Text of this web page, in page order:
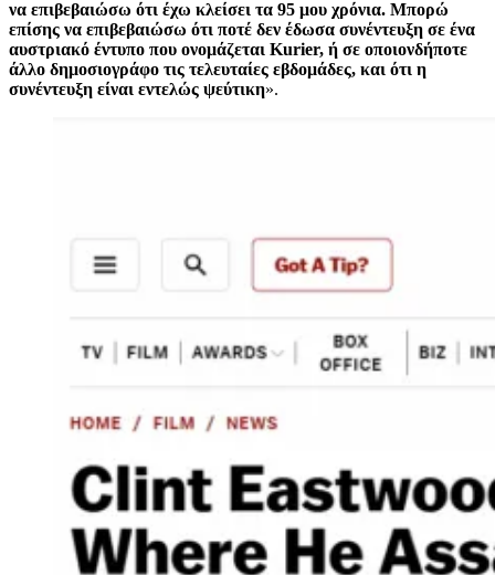
να επιβεβαιώσω ότι έχω κλείσει τα 95 μου χρόνια. Μπορώ
επίσης να επιβεβαιώσω ότι ποτέ δεν έδωσα συνέντευξη σε ένα
αυστριακό έντυπο που ονομάζεται Kurier, ή σε οποιονδήποτε
άλλο δημοσιογράφο τις τελευταίες εβδομάδες, και ότι η
συνέντευξη είναι εντελώς ψεύτικη».